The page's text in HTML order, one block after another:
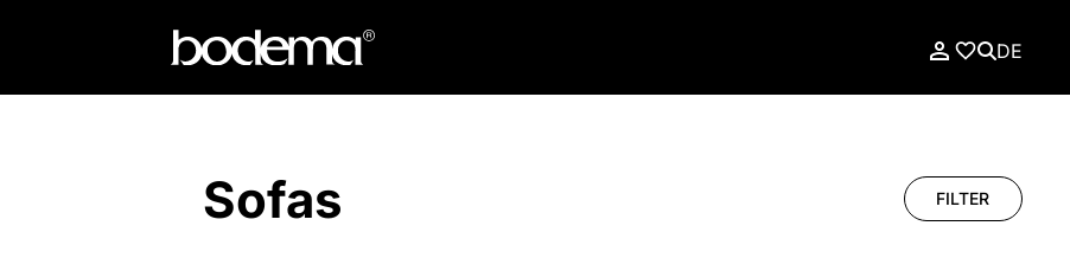
DE
FILTER
Sofas